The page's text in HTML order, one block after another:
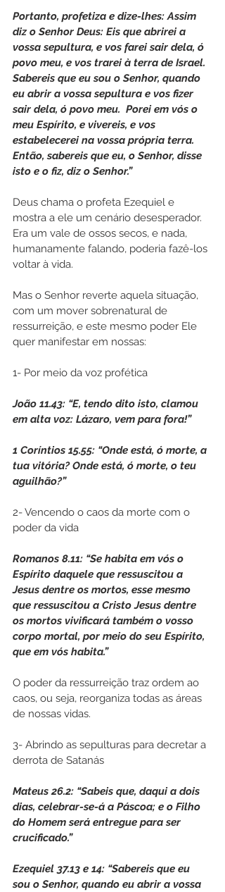
Portanto, profetiza e dize-lhes: Assim
diz o Senhor Deus: Eis que abrirei a
vossa sepultura, e vos farei sair dela, ó
povo meu, e vos trarei à terra de Israel.
Sabereis que eu sou o Senhor, quando
eu abrir a vossa sepultura e vos fizer
sair dela, ó povo meu.  Porei em vós o
meu Espírito, e vivereis, e vos
estabelecerei na vossa própria terra.
Então, sabereis que eu, o Senhor, disse
isto e o fiz, diz o Senhor.”
Deus chama o profeta Ezequiel e
mostra a ele um cenário desesperador.
Era um vale de ossos secos, e nada,
humanamente falando, poderia fazê-los
voltar à vida.
Mas o Senhor reverte aquela situação,
com um mover sobrenatural de
ressurreição, e este mesmo poder Ele
quer manifestar em nossas:
1- Por meio da voz profética
João 11.43: “E, tendo dito isto, clamou
em alta voz: Lázaro, vem para fora!”
1 Coríntios 15.55: “Onde está, ó morte, a
tua vitória? Onde está, ó morte, o teu
aguilhão?”
2- Vencendo o caos da morte com o
poder da vida
Romanos 8.11: “Se habita em vós o
Espírito daquele que ressuscitou a
Jesus dentre os mortos, esse mesmo
que ressuscitou a Cristo Jesus dentre
os mortos vivificará também o vosso
corpo mortal, por meio do seu Espírito,
que em vós habita.”
O poder da ressurreição traz ordem ao
caos, ou seja, reorganiza todas as áreas
de nossas vidas.
3- Abrindo as sepulturas para decretar a
derrota de Satanás
Mateus 26.2: “Sabeis que, daqui a dois
dias, celebrar-se-á a Páscoa; e o Filho
do Homem será entregue para ser
crucificado.”
Ezequiel 37.13 e 14: “Sabereis que eu
sou o Senhor, quando eu abrir a vossa